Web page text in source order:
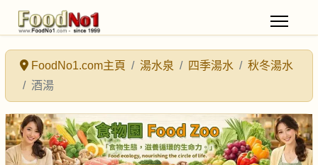
FoodNo1.com主頁 湯水泉 四季湯水
秋冬湯水
酒湯